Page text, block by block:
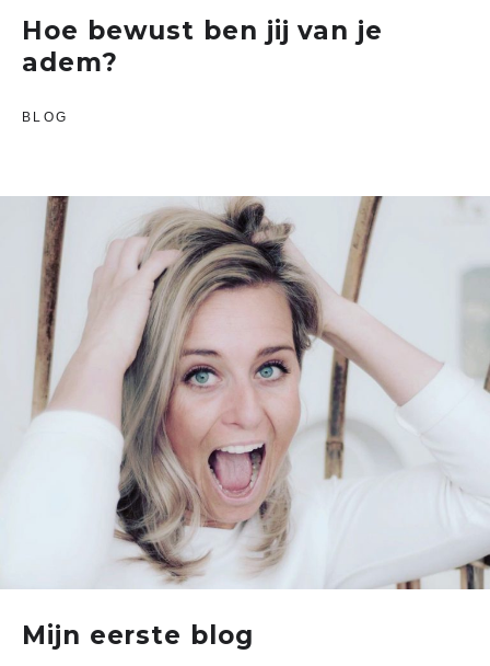
Hoe bewust ben jij van je
adem?
BLOG
Mijn eerste blog